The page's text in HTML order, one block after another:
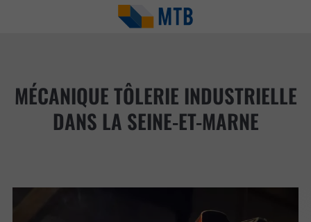
MÉCANIQUE TÔLERIE INDUSTRIELLE
DANS LA SEINE-ET-MARNE